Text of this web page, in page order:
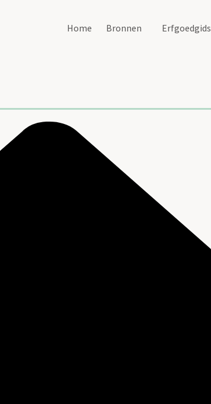
Home Bronnen Erfgoedgids